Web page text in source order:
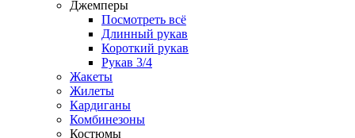
Джемперы
Посмотреть всё
Длинный рукав
Короткий рукав
Рукав 3/4
Жакеты
Жилеты
Кардиганы
Комбинезоны
Костюмы